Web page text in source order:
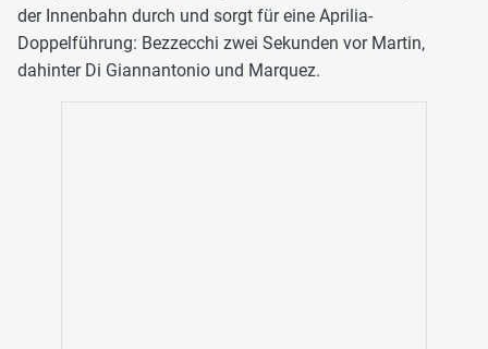
der Innenbahn durch und sorgt für eine Aprilia-
Doppelführung: Bezzecchi zwei Sekunden vor Martin,
dahinter Di Giannantonio und Marquez.